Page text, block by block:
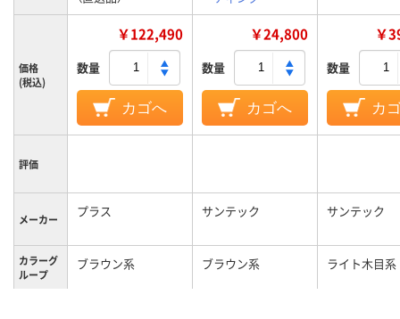
価格
(税込)
￥122,490
数量
カゴへ
￥24,800
数量
カゴへ
￥
数量
カ
評価
メーカー プラス サンテック サンテック
カラーグ
ループ
ブラウン系 ブラウン系 ライト木目系